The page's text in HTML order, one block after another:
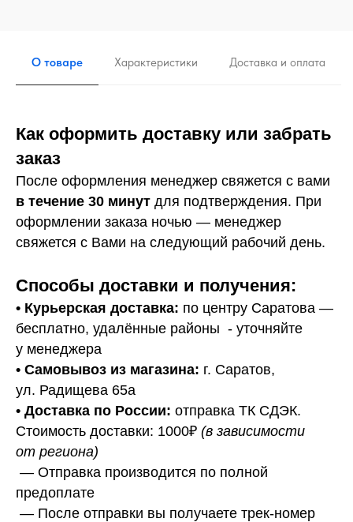
О товаре Характеристики Доставка и оплата
Как оформить доставку или забрать
заказ
После оформления менеджер свяжется с вами
в течение 30 минут для подтверждения. При
оформлении заказа ночью — менеджер
свяжется с Вами на следующий рабочий день.
Способы доставки и получения:
• Курьерская доставка: по центру Саратова —
бесплатно, удалённые районы - уточняйте
у менеджера
• Самовывоз из магазина: г. Саратов,
ул. Радищева 65а
• Доставка по России: отправка ТК СДЭК.
Стоимость доставки: 1000₽ (в зависимости
от региона)
— Отправка производится по полной
предоплате
— После отправки вы получаете трек-номер